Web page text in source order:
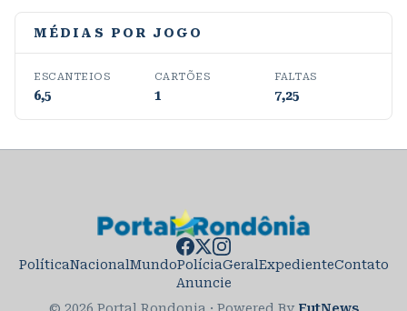
MÉDIAS POR JOGO
ESCANTEIOS
6,5
CARTÕES
1
FALTAS
7,25
PolíticaNacionalMundoPolíciaGeralExpedienteContato
Anuncie